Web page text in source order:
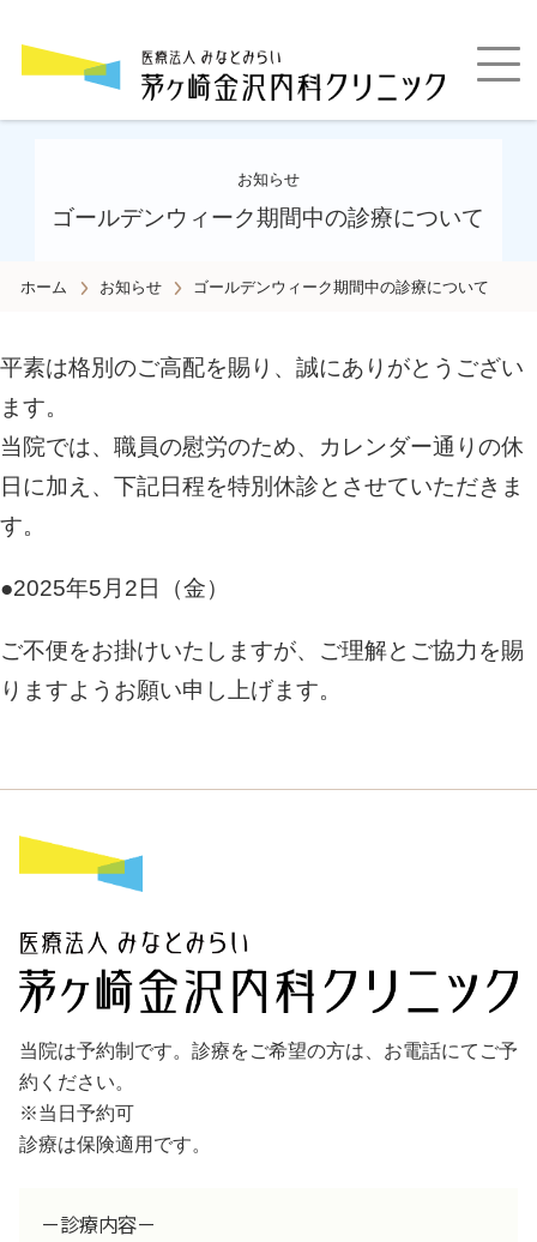
お知らせ
ゴールデンウィーク期間中の診療について
ホーム お知らせ ゴールデンウィーク期間中の診療について
平素は格別のご高配を賜り、誠にありがとうござい
ます。
当院では、職員の慰労のため、カレンダー通りの休
日に加え、下記日程を特別休診とさせていただきま
す。
●2025年5月2日（金）
ご不便をお掛けいたしますが、ご理解とご協力を賜
りますようお願い申し上げます。
当院は予約制です。診療をご希望の方は、お電話にてご予
約ください。
※当日予約可
診療は保険適用です。
－診療内容－